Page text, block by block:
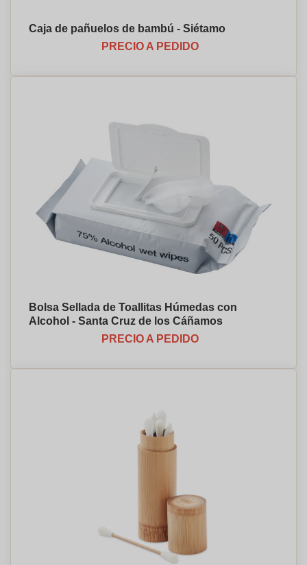
Caja de pañuelos de bambú - Siétamo
PRECIO A PEDIDO
Bolsa Sellada de Toallitas Húmedas con
Alcohol - Santa Cruz de los Cáñamos
PRECIO A PEDIDO